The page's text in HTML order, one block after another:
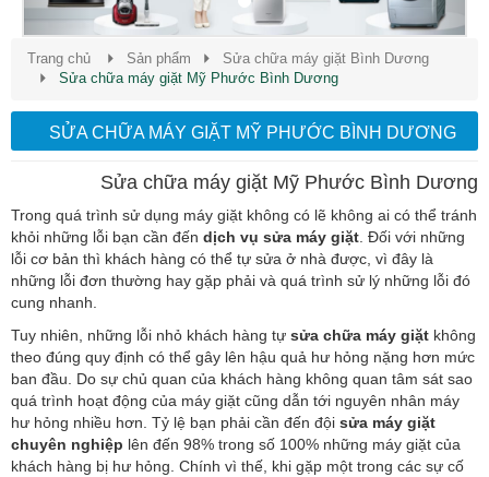
Trang chủ Sản phẩm
Sửa chữa máy giặt Bình Dương
Sửa chữa máy giặt Mỹ Phước Bình Dương
SỬA CHỮA MÁY GIẶT MỸ PHƯỚC BÌNH DƯƠNG
Sửa chữa máy giặt Mỹ Phước Bình Dương
Trong quá trình sử dụng máy giặt không có lẽ không ai có thể tránh
khỏi những lỗi bạn cần đến dịch vụ sửa máy giặt . Đối với những
lỗi cơ bản thì khách hàng có thể tự sửa ở nhà được, vì đây là
những lỗi đơn thường hay gặp phải và quá trình sử lý những lỗi đó
cung nhanh.
Tuy nhiên, những lỗi nhỏ khách hàng tự sửa chữa máy giặt không
theo đúng quy định có thể gây lên hậu quả hư hỏng nặng hơn mức
ban đầu. Do sự chủ quan của khách hàng không quan tâm sát sao
quá trình hoạt động của máy giặt cũng dẫn tới nguyên nhân máy
hư hỏng nhiều hơn. Tỷ lệ bạn phải cần đến đội sửa máy giặt
chuyên nghiệp lên đến 98% trong số 100% những máy giặt của
khách hàng bị hư hỏng. Chính vì thế, khi gặp một trong các sự cố